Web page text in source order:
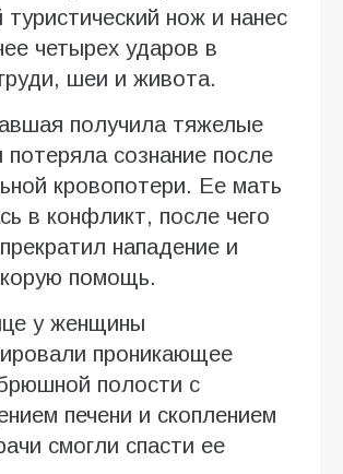
туристический нож и нанес
четырех ударов в
шеи и живота.
получила тяжелые
сознание после
кровопотери. Ее мать
в конфликт, после чего
нападение и
помощь.
у женщины
проникающее
полости с
печени и скоплением
смогли спасти ее